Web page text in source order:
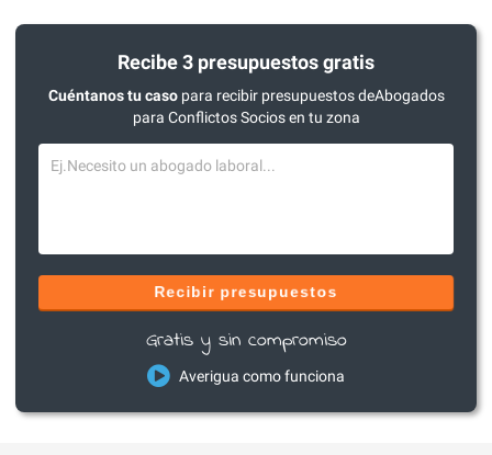
Recibe 3 presupuestos gratis
Cuéntanos tu casopara recibir presupuestos deAbogados
para Conflictos Socios en tu zona
Recibir presupuestos
Gratis y sin compromiso
Averigua como funciona